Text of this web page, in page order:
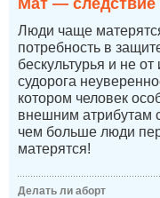
Люди чаще
потребность в
бескультурья и не
судорога
котором человек
внешним атрибутам
чем больше люди
матерятся!
Делать ли аборт